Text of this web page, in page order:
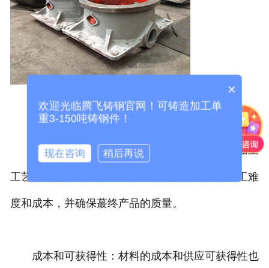
加工性能：考虑到大型铸钢件的复杂形状和加工
工艺，选择具有良好加工性能的材料可以降低加工难
度和成本，并确保蕞终产品的质量。
成本和可获得性：材料的成本和供应可获得性也
×
欢迎光临腾飞铸钢官网！可铸造加工单
重3-150吨铸钢件！
现在咨询 稍后再说